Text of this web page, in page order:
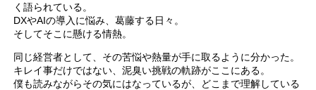
く語られている。
DXやAIの導入に悩み、葛藤する日々。
そしてそこに懸ける情熱。
同じ経営者として、その苦悩や熱量が手に取るように分かった。
キレイ事だけではない、泥臭い挑戦の軌跡がここにある。
僕も読みながらその気にはなっているが、どこまで理解している